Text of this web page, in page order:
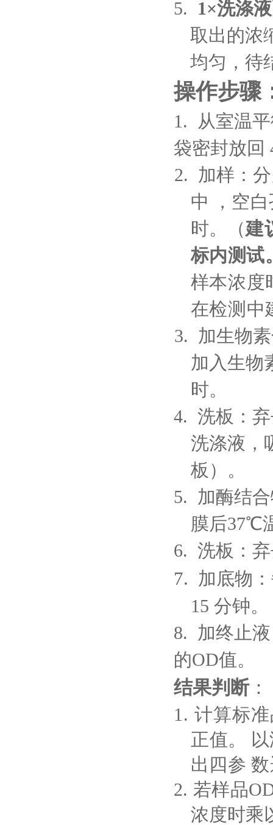
5. 1×洗涤
取出的浓
均匀，待
操作步骤
1.
从室温
袋密封放回
2.
加样：
中
，空
时。（建
标内测试
样本浓度
在检测中
3. 加生物
加入生物
时。
4. 洗板：
洗涤液，
板）。
5.
加酶结
膜后37℃
6. 洗板：
7.
加底物
15 分钟。
8.
加终止
的OD值。
结果判断：
1. 计算标
正值。
出四参
2. 若样品
浓度时乘